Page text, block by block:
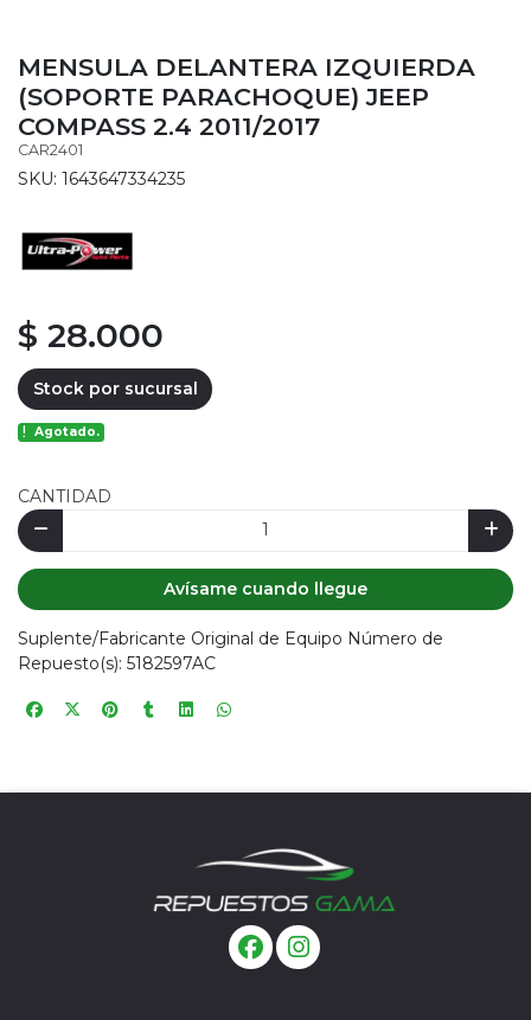
MENSULA DELANTERA IZQUIERDA
(SOPORTE PARACHOQUE) JEEP
COMPASS 2.4 2011/2017
CAR2401
SKU: 1643647334235
$ 28.000
Stock por sucursal
Agotado.
CANTIDAD
Avísame cuando llegue
Suplente/Fabricante Original de Equipo Número de
Repuesto(s): 5182597AC